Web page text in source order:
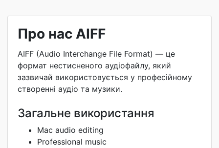
Про нас AIFF
AIFF (Audio Interchange File Format) — це
формат нестисненого аудіофайлу, який
зазвичай використовується у професійному
створенні аудіо та музики.
Загальне використання
Mac audio editing
Professional music